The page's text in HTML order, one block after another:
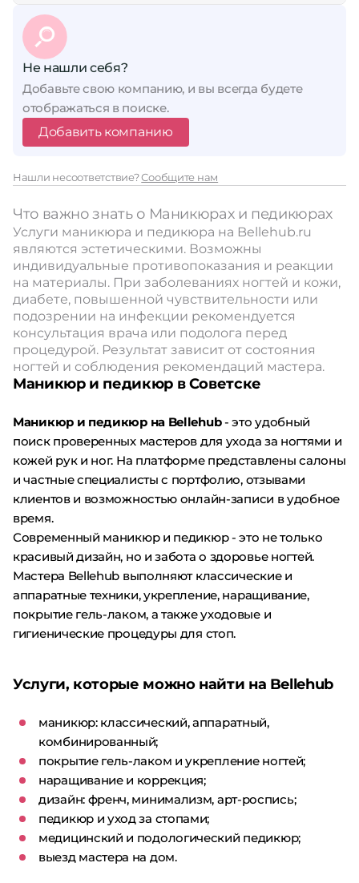
Не нашли себя?
Добавьте свою компанию, и вы всегда будете
отображаться в поиске.
Добавить компанию
Нашли несоответствие?Сообщите нам
Что важно знать о Маникюрах и педикюрах
Услуги маникюра и педикюра на Bellehub.ru
являются эстетическими. Возможны
индивидуальные противопоказания и реакции
на материалы. При заболеваниях ногтей и кожи,
диабете, повышенной чувствительности или
подозрении на инфекции рекомендуется
консультация врача или подолога перед
процедурой. Результат зависит от состояния
ногтей и соблюдения рекомендаций мастера.
Маникюр и педикюр в Советске
Маникюр и педикюр на Bellehub- это удобный
поиск проверенных мастеров для ухода за ногтями и
кожей рук и ног. На платформе представлены салоны
и частные специалисты с портфолио, отзывами
клиентов и возможностью онлайн-записи в удобное
время.
Современный маникюр и педикюр - это не только
красивый дизайн, но и забота о здоровье ногтей.
Мастера Bellehub выполняют классические и
аппаратные техники, укрепление, наращивание,
покрытие гель-лаком, а также уходовые и
гигиенические процедуры для стоп.
Услуги, которые можно найти на Bellehub
маникюр: классический, аппаратный,
комбинированный;
покрытие гель-лаком и укрепление ногтей;
наращивание и коррекция;
дизайн: френч, минимализм, арт-роспись;
педикюр и уход за стопами;
медицинский и подологический педикюр;
выезд мастера на дом.